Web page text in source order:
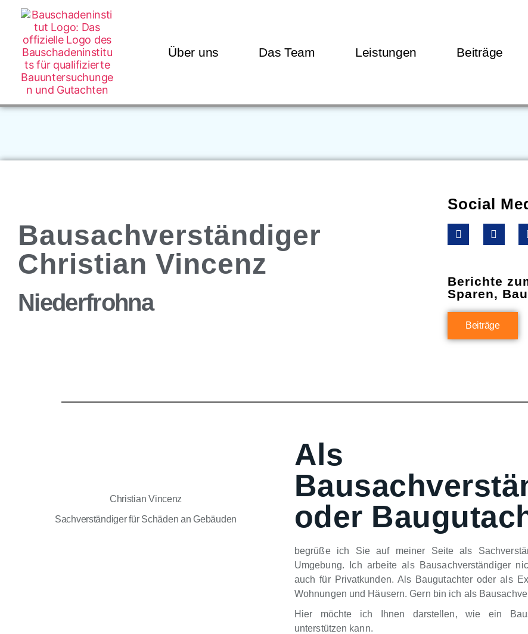
Über uns Das Team Leistungen Beiträge
Bausachverständiger
Christian Vincenz
Niederfrohna
Social
Berichte
Sparen,
Beiträge
Christian Vincenz
Sachverständiger für Schäden an Gebäuden
Als
oder
begrüße ich Sie auf meiner Seite als
Umgebung. Ich arbeite als Bausachverständiger
auch für Privatkunden. Als Baugutachter oder als
Wohnungen und Häusern. Gern bin ich als
Hier möchte ich Ihnen darstellen, wie ein
unterstützen kann.